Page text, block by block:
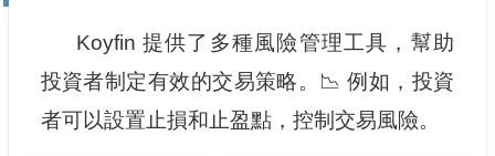
Koyfin 提供了多種風險管理工具，幫助
投資者制定有效的交易策略。📉 例如，投資
者可以設置止損和止盈點，控制交易風險。